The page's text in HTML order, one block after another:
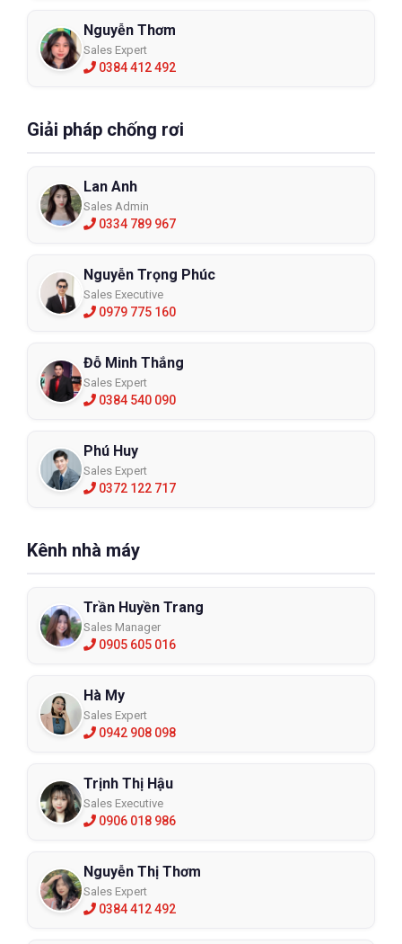
ngờ. ECO3D còn có chính sách chiết khấu cho doanh nghiệp,
chủ đầu tư, hay khách hàng mua số lượng lớn.
Hơn nữa, ECO3D có nhiều năm kinh nghiệm trong lĩnh vực bảo
Nguyễn Thơm
Sales Expert
0384 412 492
Giải pháp chống rơi
Lan Anh
Sales Admin
0334 789 967
Nguyễn Trọng Phúc
Sales Executive
0979 775 160
Đỗ Minh Thắng
Sales Expert
0384 540 090
Phú Huy
Sales Expert
0372 122 717
Kênh nhà máy
Trần Huyền Trang
Sales Manager
0905 605 016
Hà My
Sales Expert
0942 908 098
Trịnh Thị Hậu
Sales Executive
0906 018 986
Nguyễn Thị Thơm
Sales Expert
0384 412 492